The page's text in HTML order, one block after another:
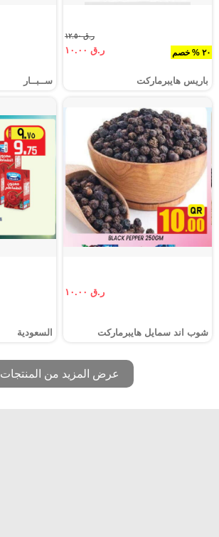
٢٠ % خصم
ر.ق ١٢.٥٠
ر.ق ١٠.٠٠
باريس هايبرماركت ســبــار
ر.ق ١٠.٠٠
شوب اند سمايل هايبرماركت السعودية
عرض المزيد من المنتجات